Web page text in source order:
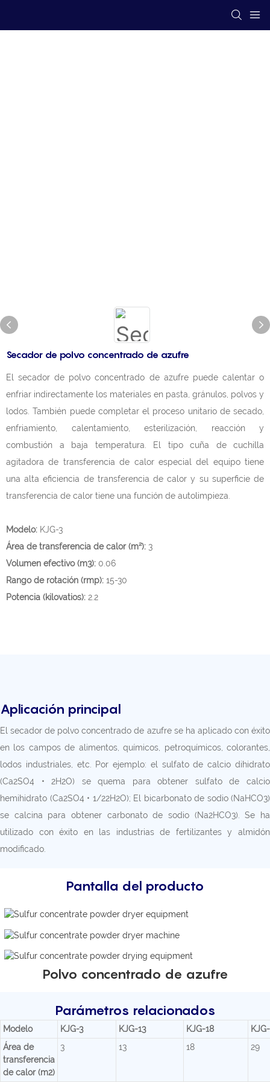
Secador de polvo concentrado de azufre
El secador de polvo concentrado de azufre puede calentar o
enfriar indirectamente los materiales en pasta, gránulos, polvos y
lodos. También puede completar el proceso unitario de secado,
enfriamiento, calentamiento, esterilización, reacción y
combustión a baja temperatura. El tipo cuña de cuchilla
agitadora de transferencia de calor especial del equipo tiene
una alta eficiencia de transferencia de calor y su superficie de
transferencia de calor tiene una función de autolimpieza.
Modelo: KJG-3
Área de transferencia de calor (m²): 3
Volumen efectivo (m3): 0.06
Rango de rotación (rmp): 15-30
Potencia (kilovatios): 2.2
Aplicación principal
El secador de polvo concentrado de azufre se ha aplicado con éxito
en los campos de alimentos, químicos, petroquímicos, colorantes,
lodos industriales, etc. Por ejemplo: el sulfato de calcio dihidrato
(Ca2SO4 • 2H2O) se quema para obtener sulfato de calcio
hemihidrato (Ca2SO4 • 1/22H2O); El bicarbonato de sodio (NaHCO3)
se calcina para obtener carbonato de sodio (Na2HCO3). Se ha
utilizado con éxito en las industrias de fertilizantes y almidón
modificado.
Pantalla del producto
Polvo concentrado de azufre
Parámetros relacionados
Modelo KJG-3 KJG-13 KJG-18
Área de
transferencia
de calor (m2)
3 13 18 29